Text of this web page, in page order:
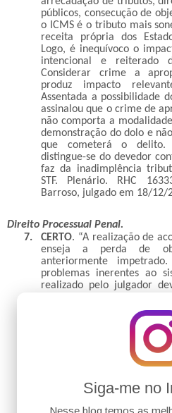
Siga-me no
Nesse blog temos as
públicos, consecução de
o ICMS é o tributo mais
receita própria dos
Logo, é inequívoco o
intencional e reiterado
Considerar crime a
produz impacto
Assentada a possibilidade
assinalou que o crime de
não comporta a
demonstração do dolo e
que cometerá o delito.
distingue-se do devedor
faz da inadimplência
STF. Plenário. RHC
Barroso, julgado em 18/12/
Direito Processual Penal.
7.
CERTO. “A realização de
enseja a perda de
anteriormente
problemas inerentes ao
realizado pelo julgador
verificação sobre a
visto que o Estado não
uma pena em situações
em quadros de
extinção da punibilidade
pode permitir que o
inviabilize o
penal. Ou seja, não se
corpus, que, entre
atipicidade da conduta,